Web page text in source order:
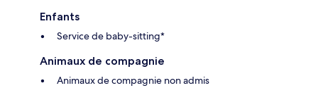
Enfants
Service de baby-sitting*
Animaux de compagnie
Animaux de compagnie non admis